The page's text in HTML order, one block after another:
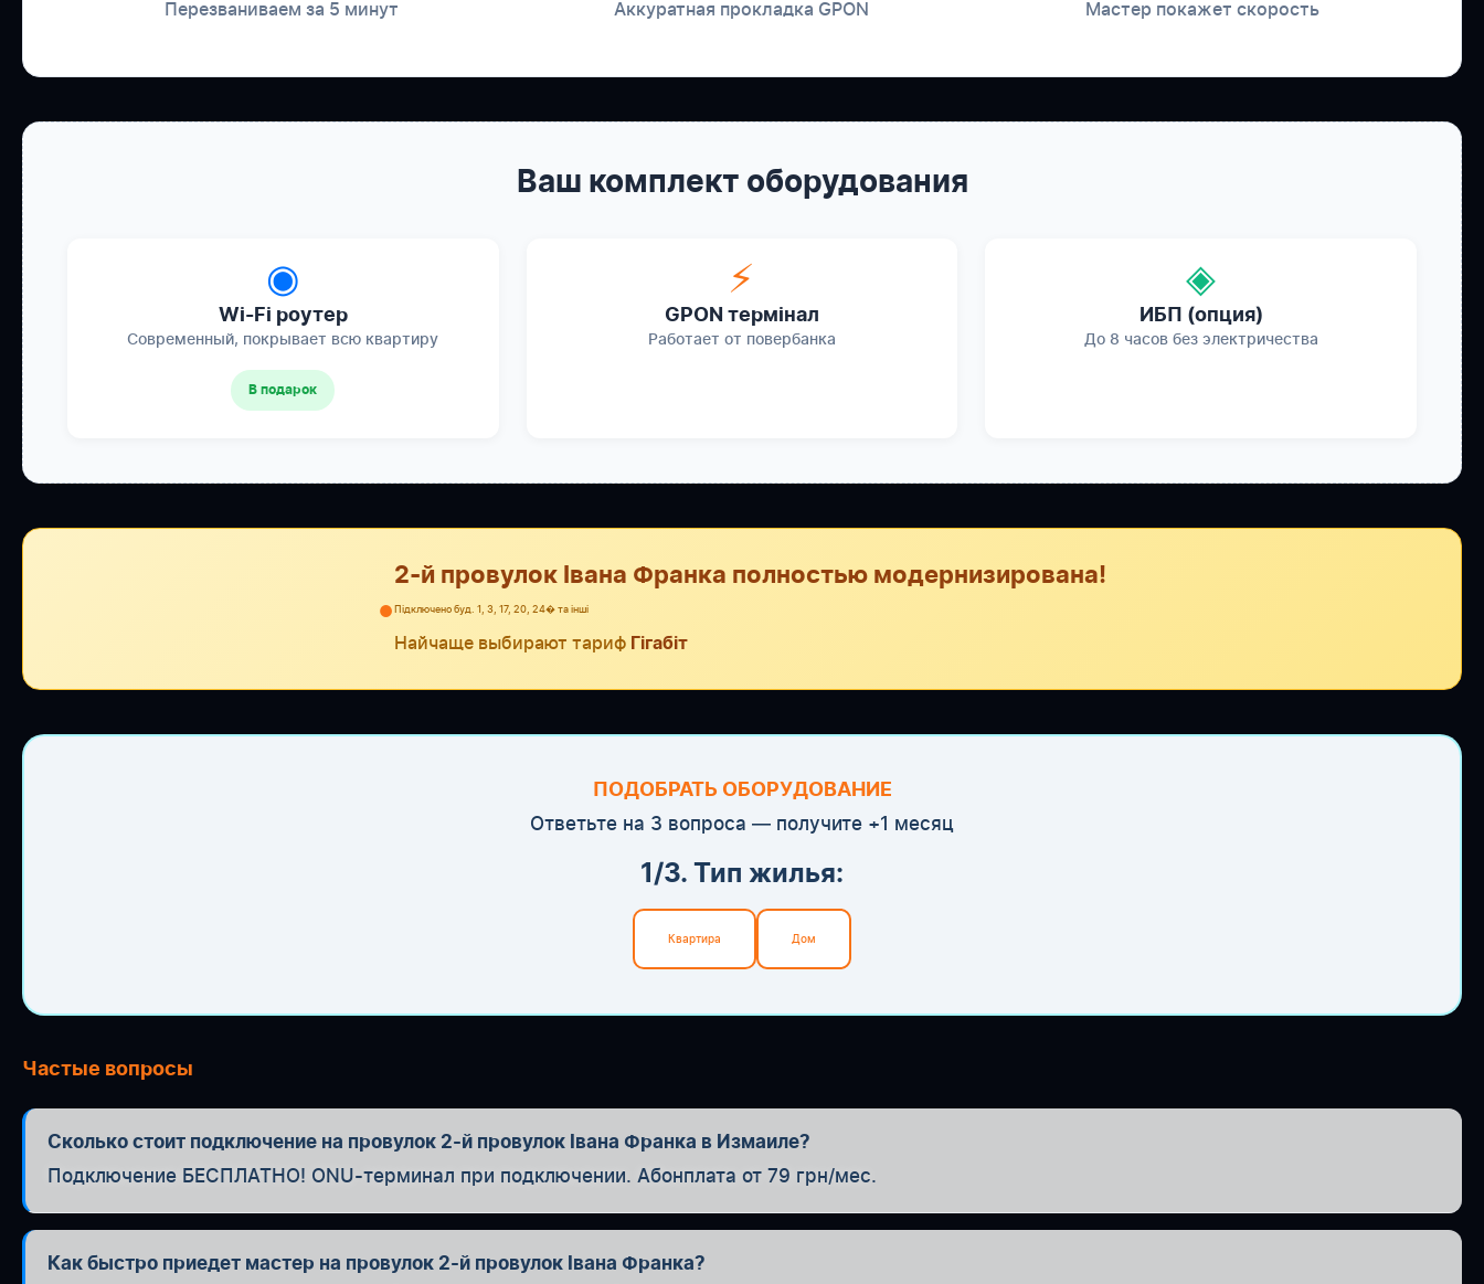
Перезваниваем за 5 минут
Аккуратная прокладка GPON
Мастер покажет скорость
Ваш комплект оборудования
◉
Wi-Fi роутер
Современный, покрывает всю квартиру
В подарок
⚡
GPON термінал
Работает от повербанка
◈
ИБП (опция)
До 8 часов без электричества
●
2-й провулок Івана Франка полностью модернизирована!
Підключено буд. 1, 3, 17, 20, 24� та інші
Найчаще выбирают тариф Гігабіт
ПОДОБРАТЬ ОБОРУДОВАНИЕ
Ответьте на 3 вопроса — получите +1 месяц
1/3. Тип жилья:
Квартира Дом
Частые вопросы
Сколько стоит подключение на провулок 2-й провулок Івана Франка в Измаиле?
Подключение БЕСПЛАТНО! ONU-терминал при подключении. Абонплата от 79 грн/мес.
Как быстро приедет мастер на провулок 2-й провулок Івана Франка?